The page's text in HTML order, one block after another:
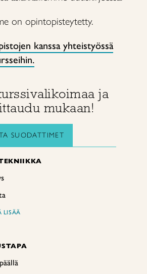
on opintopisteytetty.
kanssa yhteistyössä
ja
mukaan!
SUODATTIMET
LISÄÄ